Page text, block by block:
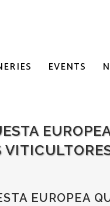
EVENTS
EUROPEA